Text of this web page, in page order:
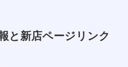
と新店ページリンク